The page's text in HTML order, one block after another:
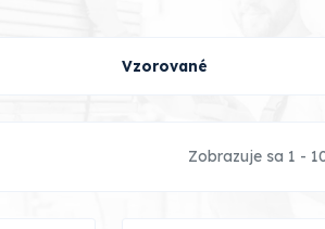
Vzorované
Zobrazuje sa 1 -